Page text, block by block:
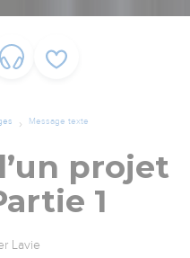
Message texte
projet
1
Lavie